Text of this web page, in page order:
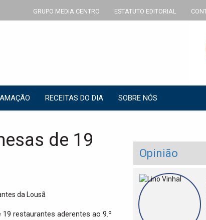
GRUPO MEDIA CENTRO ESTATUTO EDITORIAL
RECEITAS DO DIA SOBRE NÓS
de 19
restaurantes aderentes ao 9.º
Opinião